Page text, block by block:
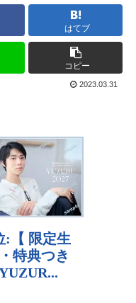
はてブ
コピー
2023.03.31